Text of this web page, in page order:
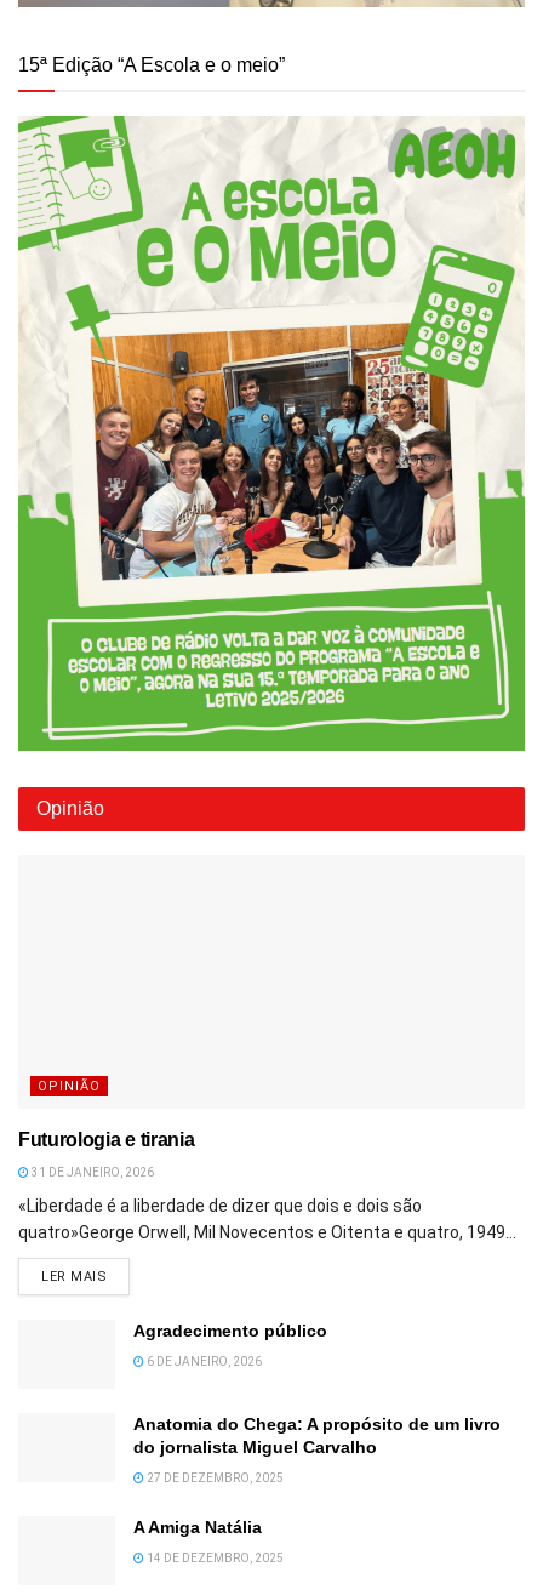
15ª Edição “A Escola e o meio”
Opinião
OPINIÃO
Futurologia e tirania
31 DE JANEIRO, 2026
«Liberdade é a liberdade de dizer que dois e dois são
quatro»George Orwell, Mil Novecentos e Oitenta e quatro, 1949...
LER MAIS
Agradecimento público
6 DE JANEIRO, 2026
Anatomia do Chega: A propósito de um livro
do jornalista Miguel Carvalho
27 DE DEZEMBRO, 2025
A Amiga Natália
14 DE DEZEMBRO, 2025